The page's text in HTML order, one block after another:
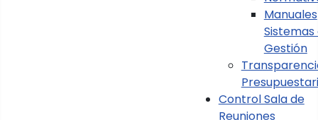
Manuales
Sistemas
Gestión
Control Sala de
Reuniones